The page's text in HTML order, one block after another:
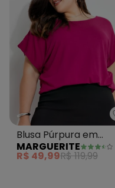
Blusa Púrpura em
Malha de Viscose
MARGUERITE
R$ 49,99R$ 119,99